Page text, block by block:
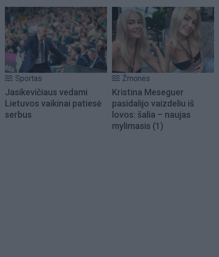
Sportas
Jasikevičiaus vedami
Lietuvos vaikinai patiesė
serbus
Žmonės
Kristina Meseguer
pasidalijo vaizdeliu iš
lovos: šalia – naujas
mylimasis (1)